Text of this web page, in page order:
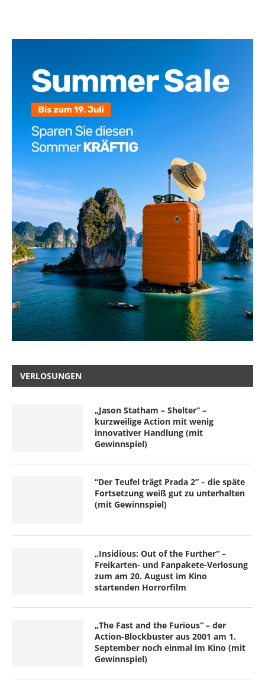
VERLOSUNGEN
„Jason Statham – Shelter“ –
kurzweilige Action mit wenig
innovativer Handlung (mit
Gewinnspiel)
“Der Teufel trägt Prada 2” – die späte
Fortsetzung weiß gut zu unterhalten
(mit Gewinnspiel)
„Insidious: Out of the Further“ –
Freikarten- und Fanpakete-Verlosung
zum am 20. August im Kino
startenden Horrorfilm
„The Fast and the Furious“ – der
Action-Blockbuster aus 2001 am 1.
September noch einmal im Kino (mit
Gewinnspiel)